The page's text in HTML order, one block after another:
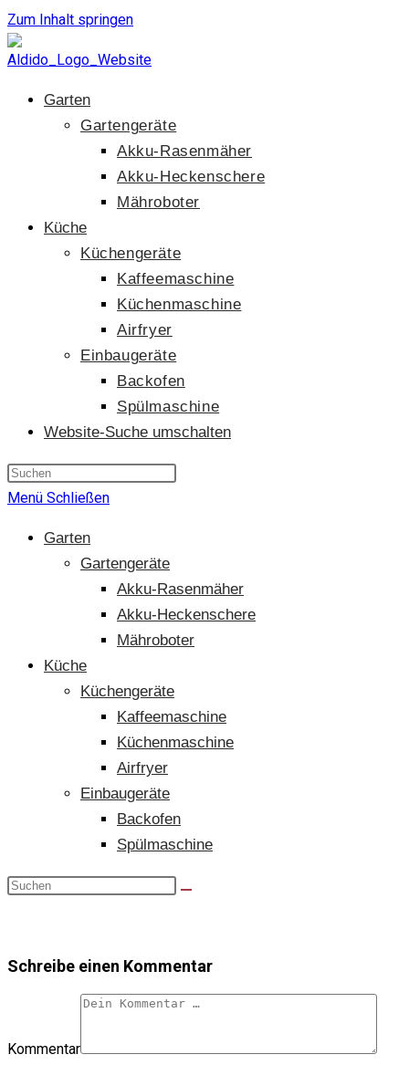
Zum Inhalt springen
Garten
Gartengeräte
Akku-Rasenmäher
Akku-Heckenschere
Mähroboter
Küche
Küchengeräte
Kaffeemaschine
Küchenmaschine
Airfryer
Einbaugeräte
Backofen
Spülmaschine
Website-Suche umschalten
Menü Schließen
Garten
Gartengeräte
Akku-Rasenmäher
Akku-Heckenschere
Mähroboter
Küche
Küchengeräte
Kaffeemaschine
Küchenmaschine
Airfryer
Einbaugeräte
Backofen
Spülmaschine
Schreibe einen Kommentar
Kommentar